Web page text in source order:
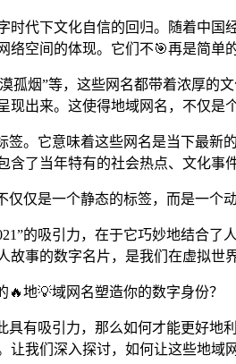
时代下文化自信的回归。随着中
络空间的体现。它们不🎯再是简单
孤烟”等，这些网名都带着浓厚
现出来。这使得地域网名，不仅是
签。它意味着这些网名是当下最
了当年特有的社会热点、文化事
仅仅是一个静态的标签，而是一个
的吸引力，在于它巧妙地结合
故事的数字名片，是我们在虚拟世
地💡域网名塑造你的数字身份？
具有吸引力，那么如何才能更好
我们深入探讨，如何让这些地域